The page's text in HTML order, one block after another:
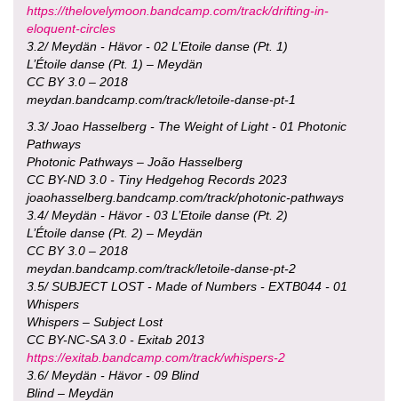
https://thelovelymoon.bandcamp.com/track/drifting-in-
eloquent-circles
3.2/ Meydän - Hävor - 02 L’Etoile danse (Pt. 1)
L’Étoile danse (Pt. 1) – Meydän
CC BY 3.0 – 2018
meydan.bandcamp.com/track/letoile-danse-pt-1
3.3/ Joao Hasselberg - The Weight of Light - 01 Photonic
Pathways
Photonic Pathways – João Hasselberg
CC BY-ND 3.0 - Tiny Hedgehog Records 2023
joaohasselberg.bandcamp.com/track/photonic-pathways
3.4/ Meydän - Hävor - 03 L’Etoile danse (Pt. 2)
L’Étoile danse (Pt. 2) – Meydän
CC BY 3.0 – 2018
meydan.bandcamp.com/track/letoile-danse-pt-2
3.5/ SUBJECT LOST - Made of Numbers - EXTB044 - 01
Whispers
Whispers – Subject Lost
CC BY-NC-SA 3.0 - Exitab 2013
https://exitab.bandcamp.com/track/whispers-2
3.6/ Meydän - Hävor - 09 Blind
Blind – Meydän